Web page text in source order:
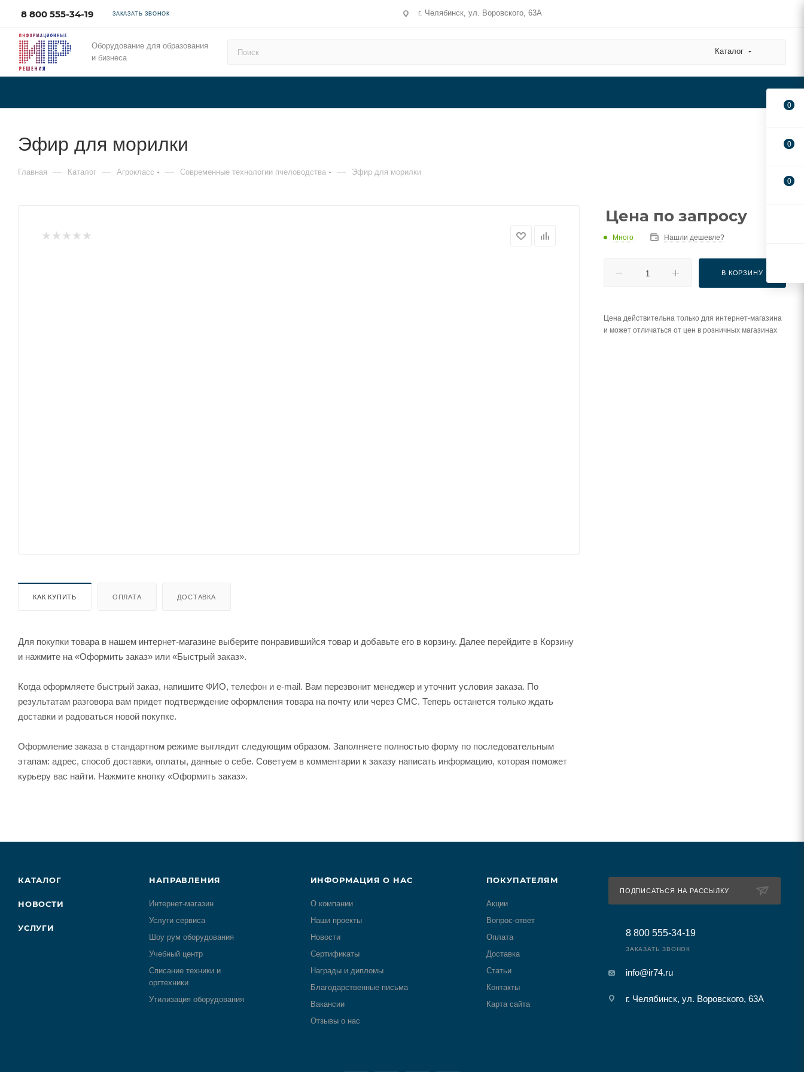
8 800 555-34-19 ЗАКАЗАТЬ ЗВОНОК г. Челябинск, ул. Воровского, 63А
Оборудование для образования
и бизнеса
Каталог
Эфир для морилки
Главная — Каталог — Агрокласс — Современные технологии пчеловодства — Эфир для морилки
КАК КУПИТЬ ОПЛАТА ДОСТАВКА
Для покупки товара в нашем интернет-магазине выберите понравившийся товар и добавьте его в корзину. Далее перейдите в Корзину
и нажмите на «Оформить заказ» или «Быстрый заказ».
Когда оформляете быстрый заказ, напишите ФИО, телефон и e-mail. Вам перезвонит менеджер и уточнит условия заказа. По
результатам разговора вам придет подтверждение оформления товара на почту или через СМС. Теперь останется только ждать
доставки и радоваться новой покупке.
Оформление заказа в стандартном режиме выглядит следующим образом. Заполняете полностью форму по последовательным
этапам: адрес, способ доставки, оплаты, данные о себе. Советуем в комментарии к заказу написать информацию, которая поможет
курьеру вас найти. Нажмите кнопку «Оформить заказ».
Цена по запросу
Много Нашли дешевле?
В КОРЗИНУ
Цена действительна только для интернет-магазина
и может отличаться от цен в розничных магазинах
КАТАЛОГ
НОВОСТИ
УСЛУГИ
НАПРАВЛЕНИЯ
Интернет-магазин
Услуги сервиса
Шоу рум оборудования
Учебный центр
Списание техники и
оргтехники
Утилизация оборудования
ИНФОРМАЦИЯ О НАС
О компании
Наши проекты
Новости
Сертификаты
Награды и дипломы
Благодарственные письма
Вакансии
Отзывы о нас
ПОКУПАТЕЛЯМ
Акции
Вопрос-ответ
Оплата
Доставка
Статьи
Контакты
Карта сайта
ПОДПИСАТЬСЯ НА РАССЫЛКУ
8 800 555-34-19
ЗАКАЗАТЬ ЗВОНОК
info@ir74.ru
г. Челябинск, ул. Воровского, 63А
0
0
0